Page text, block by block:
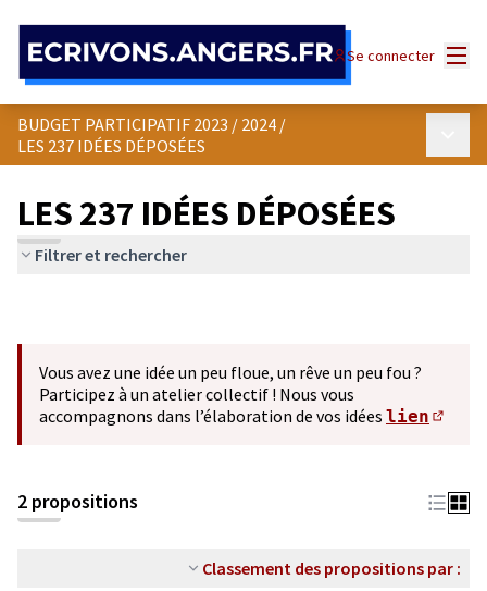
Se connecter
BUDGET PARTICIPATIF 2023 / 2024 /
LES 237 IDÉES DÉPOSÉES
LES 237 IDÉES DÉPOSÉES
Filtrer et rechercher
Vous avez une idée un peu floue, un rêve un peu fou ?
Participez à un atelier collectif ! Nous vous
accompagnons dans l’élaboration de vos idées lien
2 propositions
Classement des propositions par :